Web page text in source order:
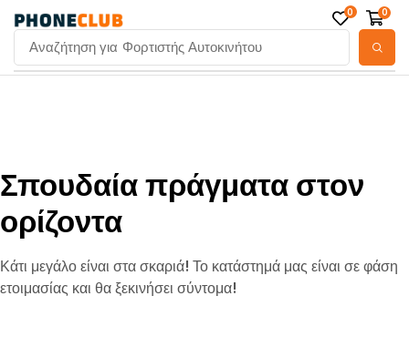
Αναζήτηση για Φορτιστής Αυτοκινήτου
0 0
Σπουδαία πράγματα στον
ορίζοντα
Κάτι μεγάλο είναι στα σκαριά! Το κατάστημά μας είναι σε φάση
ετοιμασίας και θα ξεκινήσει σύντομα!